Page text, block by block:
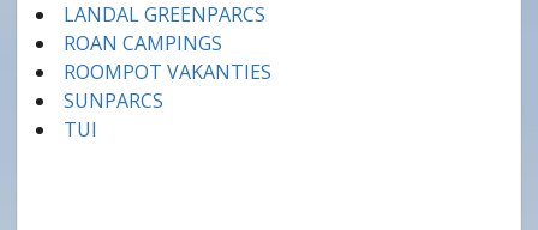
LANDAL GREENPARCS
ROAN CAMPINGS
ROOMPOT VAKANTIES
SUNPARCS
TUI